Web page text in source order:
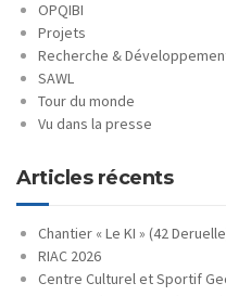
OPQIBI
Projets
Recherche &
SAWL
Tour du monde
Vu dans la presse
Articles récents
Chantier « Le KI » (42
RIAC 2026
Centre Culturel et Sportif